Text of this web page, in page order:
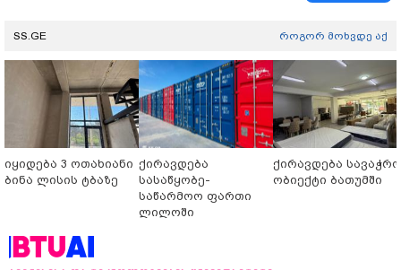
SS.GE როგორ მოხვდე აქ
იყიდება 3 ოთახიანი
ბინა ლისის ტბაზე
ქირავდება
სასაწყობე-
საწარმოო ფართი
ლილოში
ქირავდება სავაჭრო
ობიექტი ბათუმში